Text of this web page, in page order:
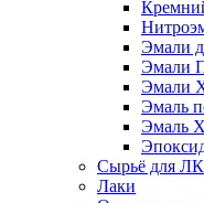
Эмали
Эмали
Эмали
Эмаль
Эмаль
Сырьё для
Лаки